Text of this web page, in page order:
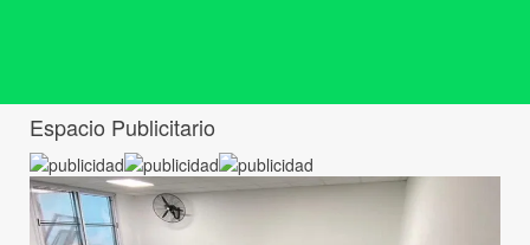
Espacio Publicitario